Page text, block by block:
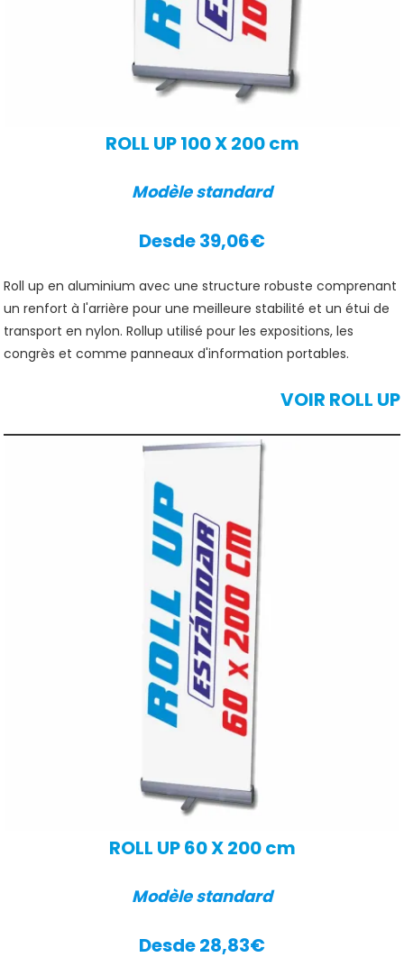
ROLL UP 100 X 200 cm
Modèle standard
Desde 39,06€
Roll up en aluminium avec une structure robuste comprenant
un renfort à l'arrière pour une meilleure stabilité et un étui de
transport en nylon. Rollup utilisé pour les expositions, les
congrès et comme panneaux d'information portables.
VOIR ROLL UP
ROLL UP 60 X 200 cm
Modèle standard
Desde 28,83€